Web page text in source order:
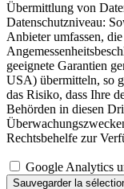
Übermittlung von
Datenschutzniveau:
Anbieter umfassen,
geeignete Garantien
USA) übermitteln, so
das Risiko, dass Ihre
Behörden in diesen
Rechtsbehelfe zur
Google Analytics
Sauvegarder la